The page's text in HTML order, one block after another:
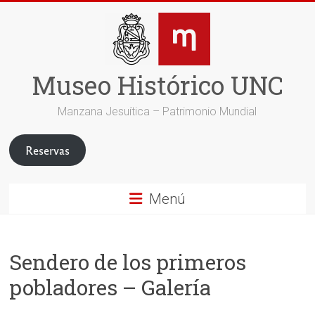
Museo Histórico UNC
Manzana Jesuítica – Patrimonio Mundial
Reservas
Menú
Sendero de los primeros
pobladores – Galería